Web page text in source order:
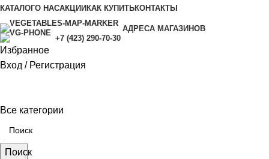
КАТАЛОГО НАСАКЦИИ КАК КУПИТЬКОНТАКТЫ
АДРЕСА МАГАЗИНОВ
+7 (423) 290-70-30
Избранное
Вход / Регистрация
Все категории
Поиск